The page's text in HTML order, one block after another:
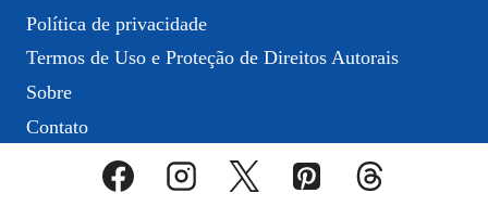
Política de privacidade
Termos de Uso e Proteção de Direitos Autorais
Sobre
Contato